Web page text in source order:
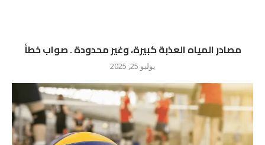
مصادر المياه العذبة كبيرة، وغير محدودة . صواب خطأ
يوليو 25, 2025